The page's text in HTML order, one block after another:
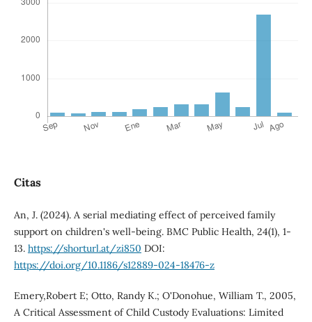
Citas
An, J. (2024). A serial mediating effect of perceived family
support on children's well-being. BMC Public Health, 24(1), 1-
13. https://shorturl.at/zi850 DOI:
https://doi.org/10.1186/s12889-024-18476-z
Emery,Robert E; Otto, Randy K.; O'Donohue, William T., 2005,
A Critical Assessment of Child Custody Evaluations: Limited